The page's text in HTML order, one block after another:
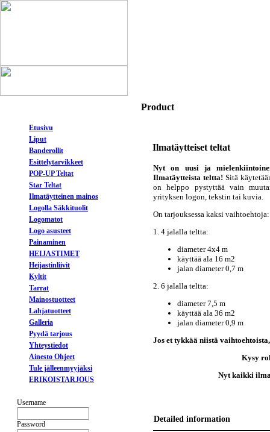
Etusivu
Liput
Banderollit
Esittelytarvikkeet
POP-UP Teltat
Star Teltat
Ilmatäytteinen mainos
Logolla Säkkituolit
Logomatot
Logo asusteet
Painaminen
HEIJASTIMET
Heijastinliivit
Kyltit
Tarrat
Mainostuotteet
Lahjatuotteet
Galleria
Pyydä tarjous
Yhteystiedot
Ainesto Ohjeet
Tule jälleenmyyjäksi
ERIKOISTARJOUS
Username
Password
Product
Ilmatäytteiset teltat
Nyt on uusi ja
Ilmatäytteista teltta! Sitä
on helppo pystyttää vain
yrityksen logon, tekstin tai kuvia.
On tarjouksessa kaksi vaihtoehtoja:
1. 4 jalalla teltta:
diameter 4x4 m
käyttää ala 16 m2
jalan diameter 0,7 m
2. 6 jalalla teltta:
diameter 7,5 m
käyttää ala 36 m2
jalan diameter 0,9 m
Jos et tykkää niistä
Kysy
Nyt kaikki
Detailed information